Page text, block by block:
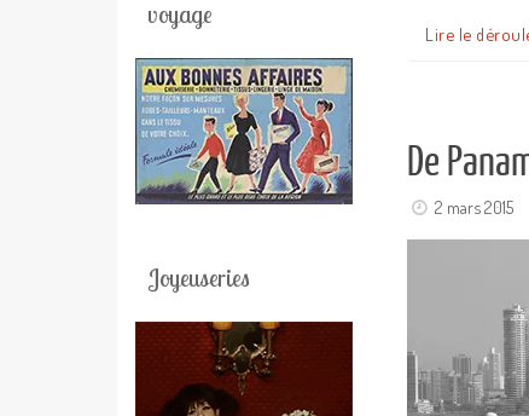
Lire le
De
2 mars 2015
voyage
Joyeuseries